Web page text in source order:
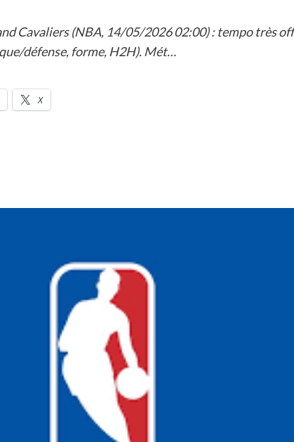
Cavaliers (NBA, 14/05/2026 02:00) : tempo très
défense, forme, H2H). Mét…
X